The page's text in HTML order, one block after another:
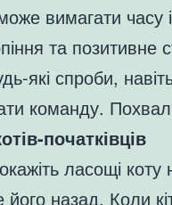
вимагати часу
та позитивне
які спроби,
команду.
початківців
ласощі
його назад. Коли